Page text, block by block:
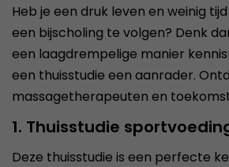
Heb je een druk leven en weinig
een bijscholing te volgen? Denk
een laagdrempelige manier
een thuisstudie een aanrader.
massagetherapeuten en
1. Thuisstudie
Deze thuisstudie is een perfecte